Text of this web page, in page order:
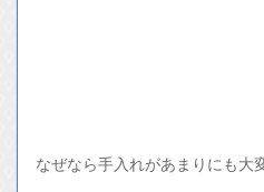
なぜなら手入れがあまりにも大